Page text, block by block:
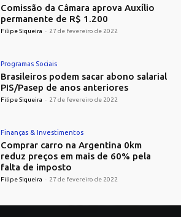
Comissão da Câmara aprova Auxílio
permanente de R$ 1.200
Filipe Siqueira - 27 de fevereiro de 2022
Programas Sociais
Brasileiros podem sacar abono salarial
PIS/Pasep de anos anteriores
Filipe Siqueira - 27 de fevereiro de 2022
Finanças & Investimentos
Comprar carro na Argentina 0km
reduz preços em mais de 60% pela
falta de imposto
Filipe Siqueira - 27 de fevereiro de 2022